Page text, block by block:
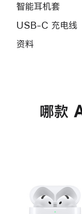
智能耳机套
USB-C 充电线
资料
哪款